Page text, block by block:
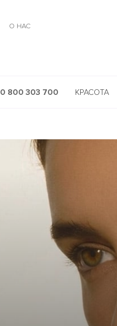
О НАС
0 800 303 700 КРАСОТА